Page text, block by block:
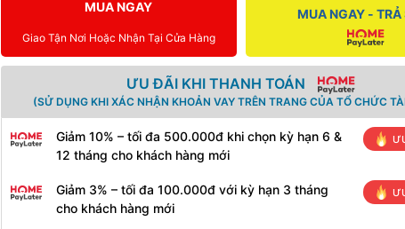
MUA NGAY
Giao Tận Nơi Hoặc Nhận Tại Cửa Hàng
MUA NGAY - TRẢ
ƯU ĐÃI KHI THANH TOÁN
(SỬ DỤNG KHI XÁC NHẬN KHOẢN VAY TRÊN TRANG CỦA TỔ CHỨC
Giảm 10% – tối đa 500.000đ khi chọn kỳ hạn 6 &
12 tháng cho khách hàng mới
Giảm 3% – tối đa 100.000đ với kỳ hạn 3 tháng
cho khách hàng mới